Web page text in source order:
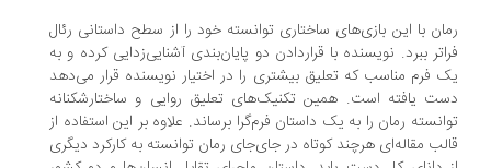
با این بازی‌های ساختاری توانسته خود را از سطح داستانی رئال
ببرد. نویسنده با قراردادن دو پایان‌بندی آشنایی‌زدایی کرده و به
فرم مناسب که تعلیق بیشتری را در اختیار نویسنده قرار می‌دهد
یافته است. همین تکنیک‌های تعلیق روایی و ساختارشکنانه
رمان را به یک داستان فرم‌گرا برساند. علاوه بر این استفاده از
مقاله‌ای هرچند کوتاه در جای‌جای رمان توانسته به کارکرد دیگری